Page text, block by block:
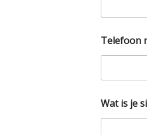
Telefoon
Wat is je